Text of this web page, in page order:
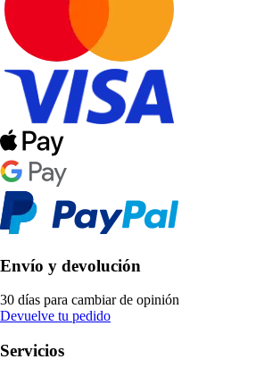
Envío y devolución
30 días para cambiar de opinión
Devuelve tu pedido
Servicios